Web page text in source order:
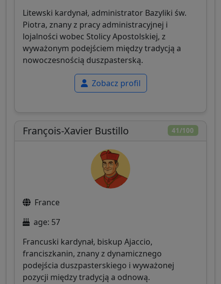
Litewski kardynał, administrator Bazyliki św.
Piotra, znany z pracy administracyjnej i
lojalności wobec Stolicy Apostolskiej, z
wyważonym podejściem między tradycją a
nowoczesnością duszpasterską.
Zobacz profil
41/100
François-Xavier Bustillo
France
age: 57
Francuski kardynał, biskup Ajaccio,
franciszkanin, znany z dynamicznego
podejścia duszpasterskiego i wyważonej
pozycji między tradycją a odnową.